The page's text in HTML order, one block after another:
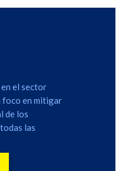
el sector
foco en mitigar
de los
las